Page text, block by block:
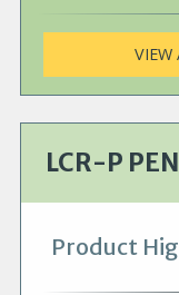
VIEW
LCR-P
Product